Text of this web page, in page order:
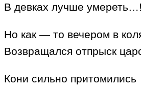
В девках лучше умереть…!
Но как — то вечером в
Возвращался отпрыск
Кони сильно притомились